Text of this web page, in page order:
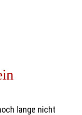
lange nicht